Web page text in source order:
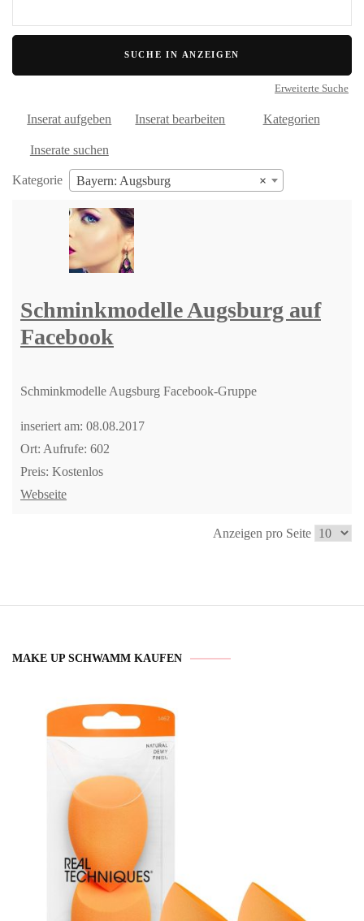
Erweiterte Suche
Inserat aufgeben Inserat bearbeiten Kategorien
Inserate suchen
Kategorie ×
Bayern: Augsburg
Schminkmodelle Augsburg auf
Facebook
Schminkmodelle Augsburg Facebook-Gruppe
inseriert am: 08.08.2017
Ort: Aufrufe: 602
Preis: Kostenlos
Webseite
Anzeigen pro Seite
MAKE UP SCHWAMM KAUFEN